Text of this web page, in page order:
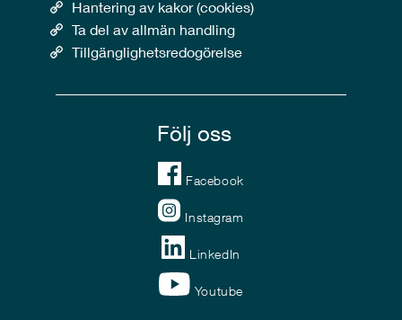
Hantering av kakor (cookies)
Ta del av allmän handling
Tillgänglighetsredogörelse
Följ oss
Facebook
Instagram
LinkedIn
Youtube